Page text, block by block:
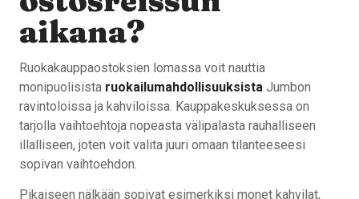
aikana?
Ruokakauppaostoksien lomassa voit nauttia
monipuolisista ruokailumahdollisuuksista Jumbon
ravintoloissa ja kahviloissa. Kauppakeskuksessa on
tarjolla vaihtoehtoja nopeasta välipalasta rauhalliseen
illalliseen, joten voit valita juuri omaan tilanteeseesi
sopivan vaihtoehdon.
Pikaiseen nälkään sopivat esimerkiksi monet kahvilat,